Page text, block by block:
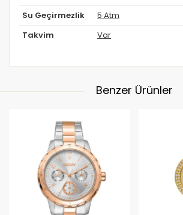
Su Geçirmezlik 5 Atm
Takvim Var
Benzer Ürünler